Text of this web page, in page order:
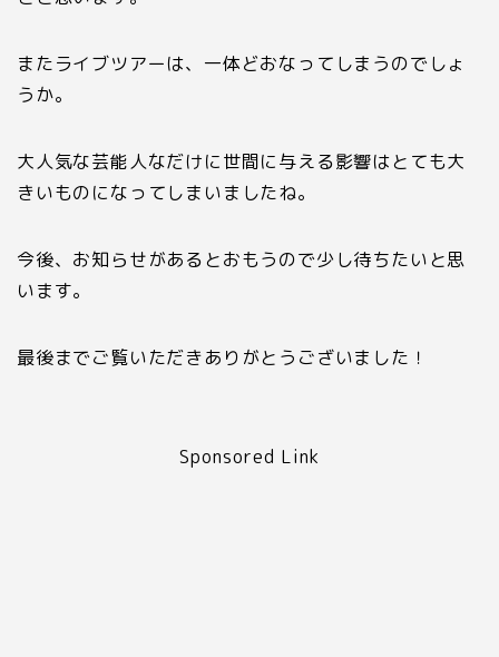
またライブツアーは、一体どおなってしまうのでしょ
うか。
大人気な芸能人なだけに世間に与える影響はとても大
きいものになってしまいましたね。
今後、お知らせがあるとおもうので少し待ちたいと思
います。
最後までご覧いただきありがとうございました！
Sponsored Link